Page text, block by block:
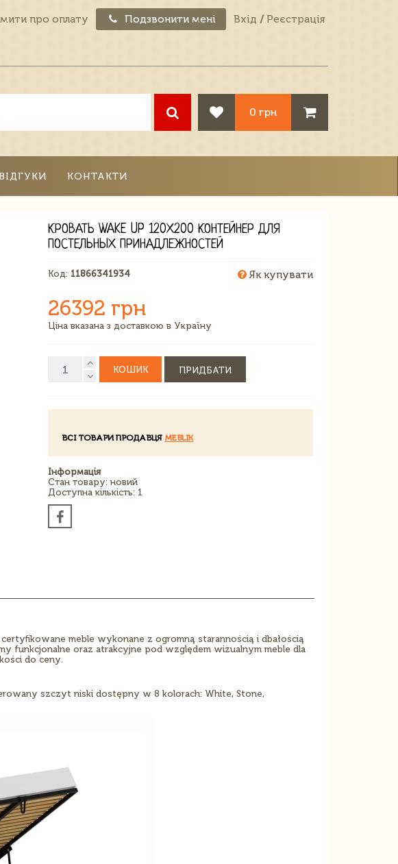
про оплату Подзвонити мені Вхід / Реєстрація
0 грн
КОНТАКТИ
КРОВАТЬ WAKE UP 120Х200 КОНТЕЙНЕР ДЛЯ
ПОСТЕЛЬНЫХ ПРИНАДЛЕЖНОСТЕЙ
Код: 11866341934 Як купувати
26392 грн
Ціна вказана з доставкою в Україну
КОШИК ПРИДБАТИ
ВСІ ТОВАРИ ПРОДАВЦЯ MEBLIK
Інформація
Стан товару: новий
Доступна кількість: 1
meble wykonane z ogromną starannością i dbałością
funkcjonalne oraz atrakcyjne pod względem wizualnym meble dla
do ceny.
szczyt niski dostępny w 8 kolorach: White, Stone,